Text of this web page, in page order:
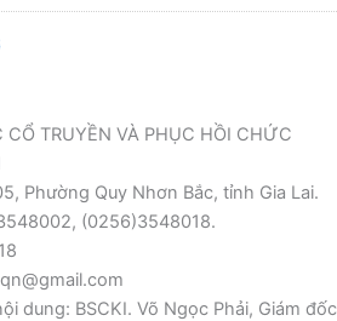
CỔ TRUYỀN VÀ PHỤC HỒI CHỨC
Phường Quy Nhơn Bắc, tỉnh Gia Lai.
(0256)3548018.
dung: BSCKI. Võ Ngọc Phải, Giám đốc